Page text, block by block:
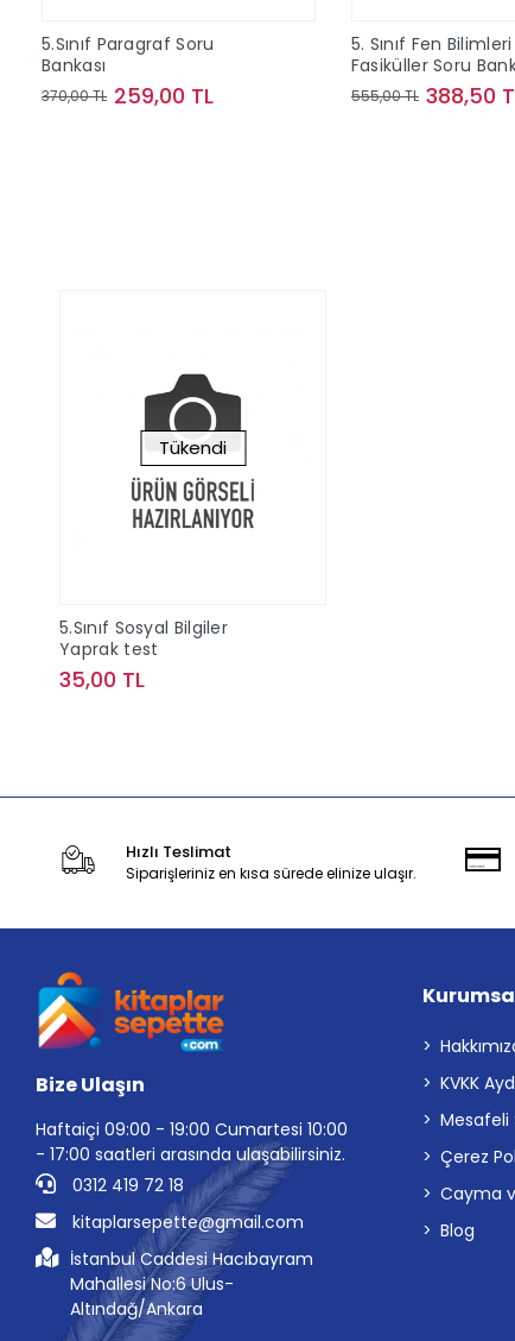
5.Sınıf Paragraf Soru
Bankası
370,00 TL 259,00 TL
5. Sınıf Fen Bilimleri
Fasiküller Soru
555,00 TL 388,50
Tükendi
5.Sınıf Sosyal Bilgiler
Yaprak test
35,00 TL
Hızlı Teslimat
Siparişleriniz en kısa sürede elinize ulaşır.
Bize Ulaşın
Haftaiçi 09:00 - 19:00 Cumartesi 10:00
- 17:00 saatleri arasında ulaşabilirsiniz.
0312 419 72 18
kitaplarsepette@gmail.com
İstanbul Caddesi Hacıbayram
Mahallesi No:6 Ulus-
Altındağ/Ankara
KVKK
Mesafeli
Çerez
Cayma
Blog